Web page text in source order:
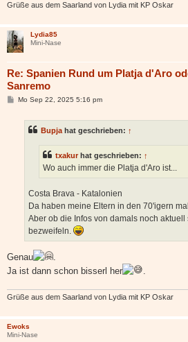
Grüße aus dem Saarland von Lydia mit KP Oskar
Lydia85
Mini-Nase
Re: Spanien Rund um Platja d'Aro
Sanremo
BMo Sep 22, 2025 5:16 pm
Bupja hat geschrieben: ↑
txakur hat geschrieben: ↑
Wo auch immer die Platja d'Aro ist...
Costa Brava - Katalonien
Da haben meine Eltern in den 70'igern
Aber ob die Infos von damals noch
bezweifeln.
Genau
Ja ist dann schon bisserl her
Grüße aus dem Saarland von Lydia mit KP Oskar
Ewoks
Mini-Nase